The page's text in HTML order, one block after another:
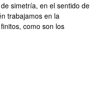
simetría, en el sentido de
trabajamos en la
como son los